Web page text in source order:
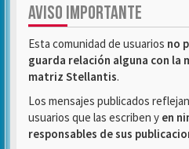
AVISO IMPORTANTE
Esta comunidad de usuarios no
guarda relación alguna con la
matriz Stellantis.
Los mensajes publicados
usuarios que las escriben y en
responsables de sus